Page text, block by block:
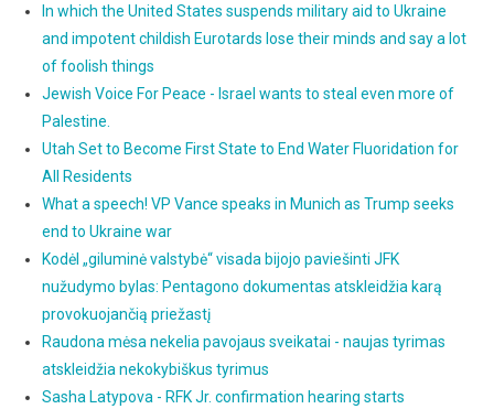
In which the United States suspends military aid to Ukraine
and impotent childish Eurotards lose their minds and say a lot
of foolish things
Jewish Voice For Peace - Israel wants to steal even more of
Palestine.
Utah Set to Become First State to End Water Fluoridation for
All Residents
What a speech! VP Vance speaks in Munich as Trump seeks
end to Ukraine war
Kodėl „giluminė valstybė“ visada bijojo paviešinti JFK
nužudymo bylas: Pentagono dokumentas atskleidžia karą
provokuojančią priežastį
Raudona mėsa nekelia pavojaus sveikatai - naujas tyrimas
atskleidžia nekokybiškus tyrimus
Sasha Latypova - RFK Jr. confirmation hearing starts